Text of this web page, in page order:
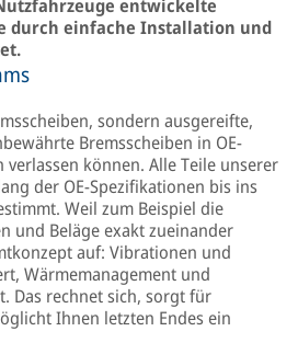
entwickelte
durch einfache Installation und
sondern ausgereifte,
Bremsscheiben in OE-
verlassen können. Alle Teile unserer
der OE-Spezifikationen bis ins
Weil zum Beispiel die
und Beläge exakt zueinander
auf: Vibrationen und
Wärmemanagement und
Das rechnet sich, sorgt für
Ihnen letzten Endes ein